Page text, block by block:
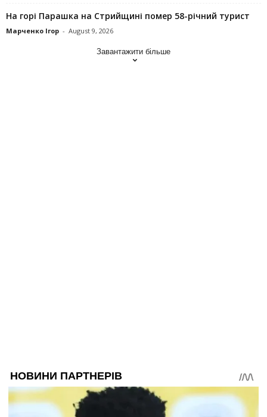
На горі Парашка на Стрийщині помер 58-річний турист
Марченко Ігор - August 9, 2026
Завантажити більше